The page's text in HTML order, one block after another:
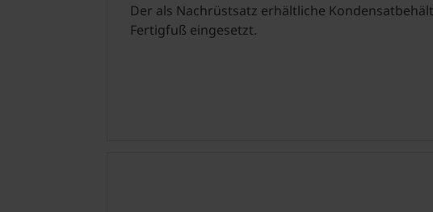
Der als Nachrüstsatz erhältliche
Fertigfuß eingesetzt.